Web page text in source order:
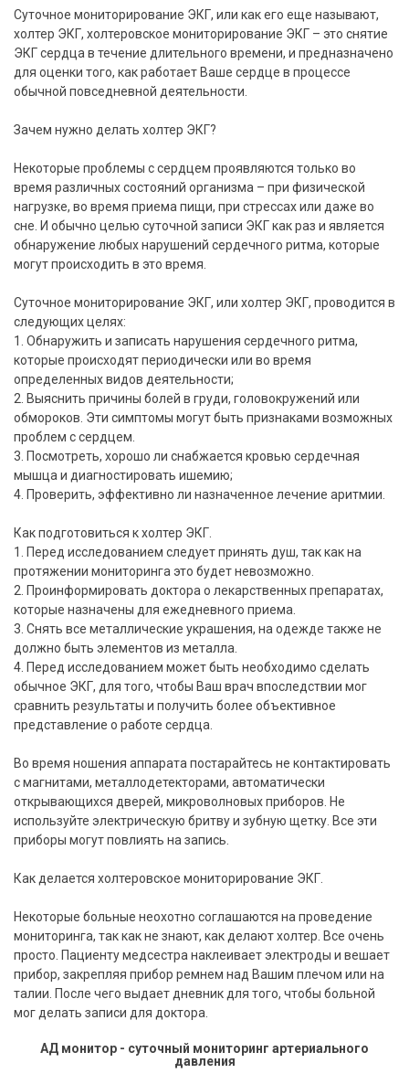
Суточное мониторирование ЭКГ, или как его еще называют,
холтер ЭКГ, холтеровское мониторирование ЭКГ – это снятие
ЭКГ сердца в течение длительного времени, и предназначено
для оценки того, как работает Ваше сердце в процессе
обычной повседневной деятельности.
Зачем нужно делать холтер ЭКГ?
Некоторые проблемы с сердцем проявляются только во
время различных состояний организма – при физической
нагрузке, во время приема пищи, при стрессах или даже во
сне. И обычно целью суточной записи ЭКГ как раз и является
обнаружение любых нарушений сердечного ритма, которые
могут происходить в это время.
Суточное мониторирование ЭКГ, или холтер ЭКГ, проводится в
следующих целях:
1. Обнаружить и записать нарушения сердечного ритма,
которые происходят периодически или во время
определенных видов деятельности;
2. Выяснить причины болей в груди, головокружений или
обмороков. Эти симптомы могут быть признаками возможных
проблем с сердцем.
3. Посмотреть, хорошо ли снабжается кровью сердечная
мышца и диагностировать ишемию;
4. Проверить, эффективно ли назначенное лечение аритмии.
Как подготовиться к холтер ЭКГ.
1. Перед исследованием следует принять душ, так как на
протяжении мониторинга это будет невозможно.
2. Проинформировать доктора о лекарственных препаратах,
которые назначены для ежедневного приема.
3. Снять все металлические украшения, на одежде также не
должно быть элементов из металла.
4. Перед исследованием может быть необходимо сделать
обычное ЭКГ, для того, чтобы Ваш врач впоследствии мог
сравнить результаты и получить более объективное
представление о работе сердца.
Во время ношения аппарата постарайтесь не контактировать
с магнитами, металлодетекторами, автоматически
открывающихся дверей, микроволновых приборов. Не
используйте электрическую бритву и зубную щетку. Все эти
приборы могут повлиять на запись.
Как делается холтеровское мониторирование ЭКГ.
Некоторые больные неохотно соглашаются на проведение
мониторинга, так как не знают, как делают холтер. Все очень
просто. Пациенту медсестра наклеивает электроды и вешает
прибор, закрепляя прибор ремнем над Вашим плечом или на
талии. После чего выдает дневник для того, чтобы больной
мог делать записи для доктора.
АД монитор - суточный мониторинг артериального
давления